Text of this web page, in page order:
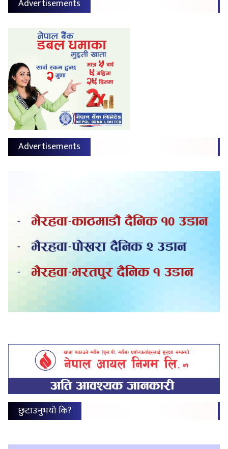
Advertisements
Advertisements
छुटाउनुभयो कि?